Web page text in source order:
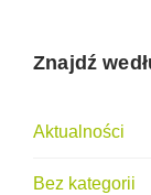
Znajdź
Aktualności
Bez kategorii